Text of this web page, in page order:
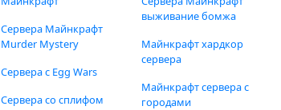
Сервера Майнкрафт
Murder Mystery
Сервера с Egg Wars
Сервера со сплифом
выживание бомжа
Майнкрафт хардкор
сервера
Майнкрафт сервера с
городами